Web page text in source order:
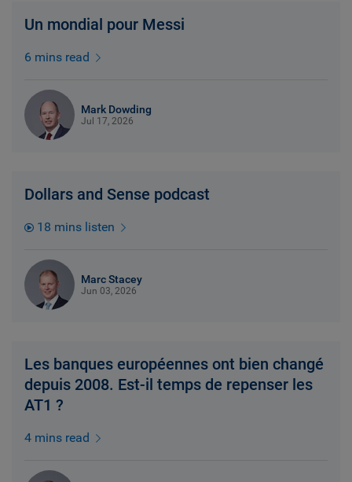
Un mondial pour Messi
6 mins read
Mark Dowding
Jul 17, 2026
Dollars and Sense podcast
18 mins listen
Marc Stacey
Jun 03, 2026
Les banques européennes ont bien changé
depuis 2008. Est-il temps de repenser les
AT1 ?
4 mins read